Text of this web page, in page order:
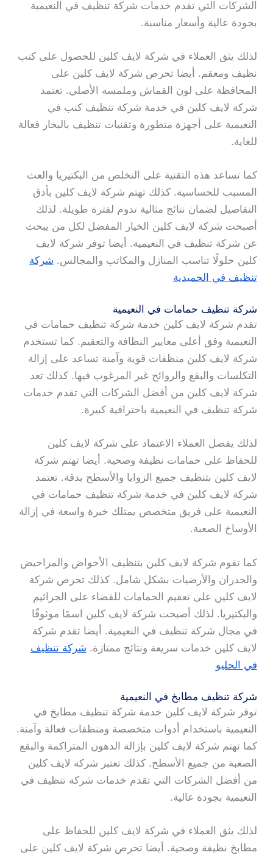
الشركات التي تقدم خدمات شركة تنظيف في النعيمية
بجودة عالية وأسعار مناسبة.
لذلك يثق العملاء في شركة لايف كلين للحصول على كنب
نظيف ومعقم. أيضا تحرص شركة لايف كلين على
المحافظة على لون القماش وملمسه الأصلي. تعتمد
شركة لايف كلين في خدمة شركة تنظيف كنب في
النعيمية على أجهزة متطورة وتقنيات تنظيف بالبخار فعالة
للغاية.
كما تساعد هذه التقنية على التخلص من البكتيريا والعث
المسبب للحساسية. كذلك تهتم شركة لايف كلين بأدق
التفاصيل لضمان نتائج مثالية تدوم لفترة طويلة. لذلك
أصبحت شركة لايف كلين الخيار المفضل لكل من يبحث
عن شركة تنظيف في النعيمية. أيضا توفر شركة لايف
كلين حلولًا تناسب المنازل والمكاتب والمجالس. شركة
تنظيف في الحميدية
شركة تنظيف حمامات في النعيمية
تقدم شركة لايف كلين خدمة شركة تنظيف حمامات في
النعيمية وفق أعلى معايير النظافة والتعقيم. كما تستخدم
شركة لايف كلين منظفات قوية وآمنة تساعد على إزالة
التكلسات والبقع والروائح غير المرغوب فيها. كذلك تعد
شركة لايف كلين من أفضل الشركات التي تقدم خدمات
شركة تنظيف في النعيمية باحترافية كبيرة.
لذلك يفضل العملاء الاعتماد على شركة لايف كلين
للحفاظ على حمامات نظيفة وصحية. أيضا تهتم شركة
لايف كلين بتنظيف جميع الزوايا والأسطح بدقة. تعتمد
شركة لايف كلين في خدمة شركة تنظيف حمامات في
النعيمية على فريق متخصص يمتلك خبرة واسعة في إزالة
الأوساخ الصعبة.
كما تقوم شركة لايف كلين بتنظيف الأحواض والمراحيض
والجدران والأرضيات بشكل شامل. كذلك تحرص شركة
لايف كلين على تعقيم الحمامات للقضاء على الجراثيم
والبكتيريا. لذلك أصبحت شركة لايف كلين اسمًا موثوقًا
في مجال شركة تنظيف في النعيمية. أيضا تقدم شركة
لايف كلين خدمات سريعة ونتائج ممتازة. شركة تنظيف
في الحليو
شركة تنظيف مطابخ في النعيمية
توفر شركة لايف كلين خدمة شركة تنظيف مطابخ في
النعيمية باستخدام أدوات متخصصة ومنظفات فعالة وآمنة.
كما تهتم شركة لايف كلين بإزالة الدهون المتراكمة والبقع
الصعبة من جميع الأسطح. كذلك تعتبر شركة لايف كلين
من أفضل الشركات التي تقدم خدمات شركة تنظيف في
النعيمية بجودة عالية.
لذلك يثق العملاء في شركة لايف كلين للحفاظ على
مطابخ نظيفة وصحية. أيضا تحرص شركة لايف كلين على